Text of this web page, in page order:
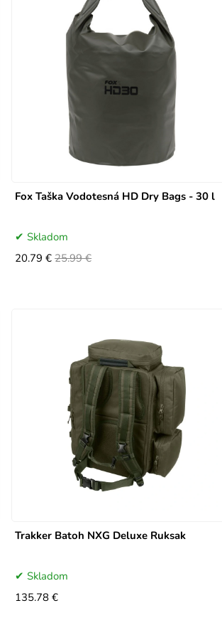
Fox Taška Vodotesná HD Dry Bags - 30 l
Skladom
20.79 € 25.99 €
Trakker Batoh NXG Deluxe Ruksak
Skladom
135.78 €